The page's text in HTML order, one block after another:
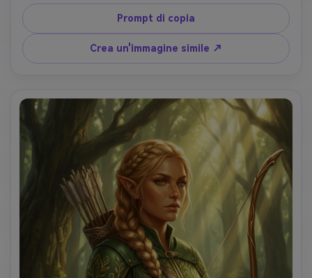
sottotaglio blu neon, impianti oculari cibernetici blu
luminosi, tatuaggi tecnologici sul viso. Indossare giacca
tattica nera con schemi di circuiti al neon, interfaccia
olografica proiettata dal dispositivo del polso.
olografici. Stile d'arte: arte digitale realistica fantascienza,
illuminazione al neon vibrante, estetica cyberpunk,
fusione tecnologica futuristica.
Prompt di copia
Crea un'immagine simile ↗